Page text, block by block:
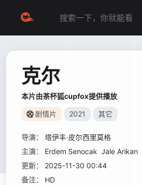
克尔
本片由茶杯狐cupfox提供播放
剧情片 2021 其它
导演：
塔伊丰·皮尔西里莫格
主演：
Erdem Senocak Jale Arikan
更新：
2025-11-30 00:44
备注：
HD